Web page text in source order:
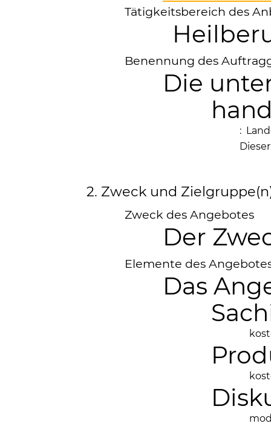
Tätigkeitsbereich des
Benennung des
Die
:
2. Zweck und
Zweck des Angebotes
Der
Elemente des
Das